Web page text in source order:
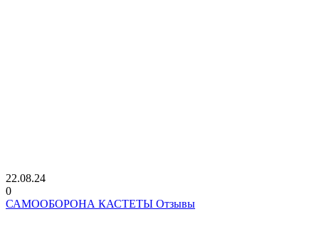
22.08.24
0
САМООБОРОНА КАСТЕТЫ Отзывы